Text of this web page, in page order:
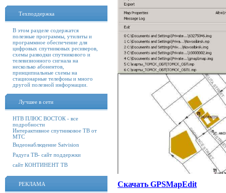
Техподдержка
В этом разделе содержатся
полезные программы, утилиты и
программное обеспечение для
цифровых спутниковых ресиверов,
схемы разводки спутникового и
телевизионного сигнала на
несколько абонентов,
принципиальные схемы на
стационарные телефоны и много
другой полезной информации.
Лучшее в сети
НТВ ПЛЮС ВОСТОК - все
подробности
Интерактивное спутниковое ТВ от
МТС
Видеонаблюдение Satvision
Радуга ТВ- сайт поддержки
сайт КОНТИНЕНТ ТВ
РЕКЛАМА Скачать GPSMapEdit